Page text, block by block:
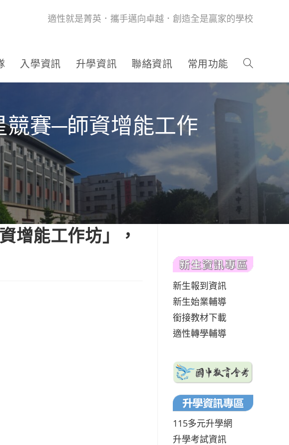
適性就是菁英．攜手邁向卓越．創造全是贏家的學校
入學資訊 升學資訊 聯絡資訊 常用功能
競賽─師資增能工作
增能工作坊」，
新生報到資訊
新生始業輔導
銜接教材下載
適性轉學輔導
115多元升學網
升學考試資訊